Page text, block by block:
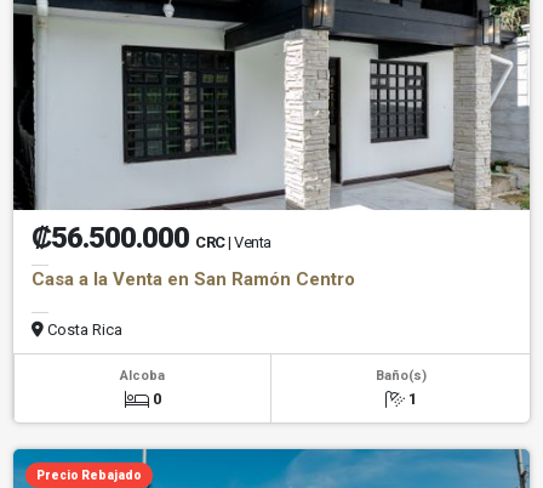
₡56.500.000 CRC| Venta
Casa a la Venta en San Ramón Centro
Costa Rica
Alcoba
0
Baño(s)
1
Precio Rebajado